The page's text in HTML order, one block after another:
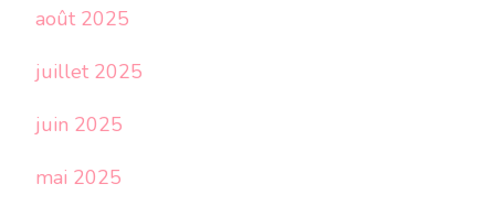
août 2025
juillet 2025
juin 2025
mai 2025